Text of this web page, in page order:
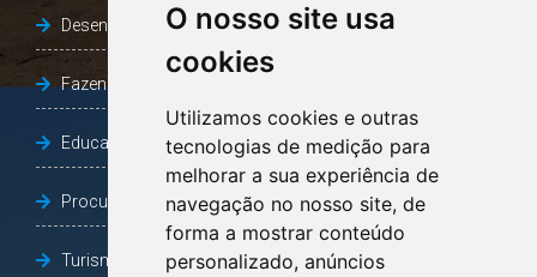
O nosso site usa
cookies
Utilizamos cookies e outras
tecnologias de medição para
melhorar a sua experiência de
navegação no nosso site, de
forma a mostrar conteúdo
personalizado, anúncios
Desenvolvimento Social
Fazenda e Desenvolvimento Econômico
Educação
Procuradoria Geral do Município
Turismo, Desporto e Cultura